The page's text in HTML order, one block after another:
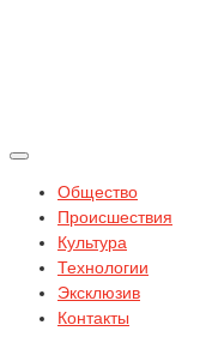
Общество
Происшествия
Культура
Технологии
Эксклюзив
Контакты